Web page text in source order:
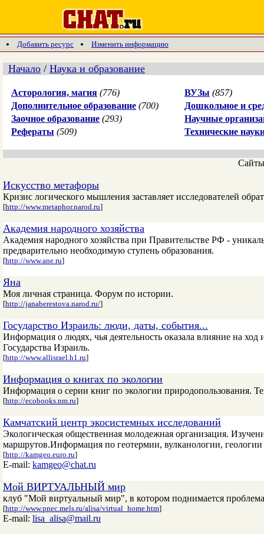
Добавить ресурс Изменить информацию
Начало / Наука и образование
Асторология, магия (776) ВУЗы (857)
Дополнительное образование (700)
Дошкольное и
Заочное образование (293)
Научные
Рефераты (509) Технические
Искусство метафоры
Кризис логического мышления заставляет исследователей
[http://www.metaphor.narod.ru]
Академия народного хозяйства
Академия народного хозяйства при Правительстве РФ -
предварительно необходимую ступень образования.
[http://www.ane.ru]
Яна
Моя личная страница. Форум по истории.
[http://janaberestova.narod.ru/]
Государство Израиль: люди, даты, события...
Информация о людях, чья деятельность оказала влияние на
Государства Израиль.
[http://www.allisrael.h1.ru]
Информация о книгах по экологии
Информация о серии книг по экологии природопользования.
[http://ecobooks.nm.ru]
Камчатский центр экосистемных исследований
Экологическая общественная молодежная организация.
маршрутов.Информация по геотермии, вулканологии,
[http://kamgeo.euro.ru]
E-mail: kamgeo@chat.ru
Мой ВИРТУАЛЬНЫЙ мир
клуб "Мой виртуальный мир", в котором поднимается
[http://www.pnec.mels.ru/alisa/virtual_home.htm]
E-mail: lisa_alisa@mail.ru